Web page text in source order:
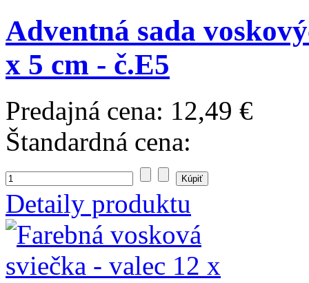
Adventná sada
x 5 cm - č.E5
Predajná cena: 12,49 €
Štandardná cena:
Detaily produktu